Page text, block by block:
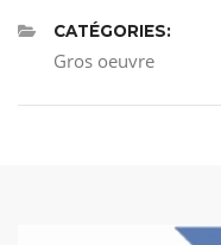
CATÉGORIES:
Gros oeuvre